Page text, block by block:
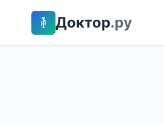
Доктор.ру